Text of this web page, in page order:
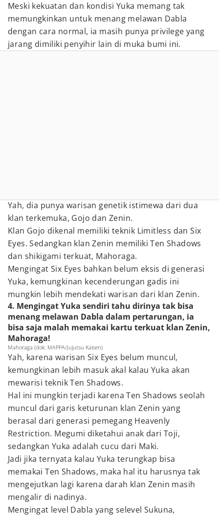
Meski kekuatan dan kondisi Yuka memang tak
memungkinkan untuk menang melawan Dabla
dengan cara normal, ia masih punya privilege yang
jarang dimiliki penyihir lain di muka bumi ini.
Yah, dia punya warisan genetik istimewa dari dua
klan terkemuka, Gojo dan Zenin.
Klan Gojo dikenal memiliki teknik Limitless dan Six
Eyes. Sedangkan klan Zenin memiliki Ten Shadows
dan shikigami terkuat, Mahoraga.
Mengingat Six Eyes bahkan belum eksis di generasi
Yuka, kemungkinan kecenderungan gadis ini
mungkin lebih mendekati warisan dari klan Zenin.
4. Mengingat Yuka sendiri tahu dirinya tak bisa
menang melawan Dabla dalam pertarungan, ia
bisa saja malah memakai kartu terkuat klan Zenin,
Mahoraga!
Mahoraga (dok. MAPPA/Jujutsu Kaisen)
Yah, karena warisan Six Eyes belum muncul,
kemungkinan lebih masuk akal kalau Yuka akan
mewarisi teknik Ten Shadows.
Hal ini mungkin terjadi karena Ten Shadows seolah
muncul dari garis keturunan klan Zenin yang
berasal dari generasi pemegang Heavenly
Restriction. Megumi diketahui anak dari Toji,
sedangkan Yuka adalah cucu dari Maki.
Jadi jika ternyata kalau Yuka terungkap bisa
memakai Ten Shadows, maka hal itu harusnya tak
mengejutkan lagi karena darah klan Zenin masih
mengalir di nadinya.
Mengingat level Dabla yang selevel Sukuna,